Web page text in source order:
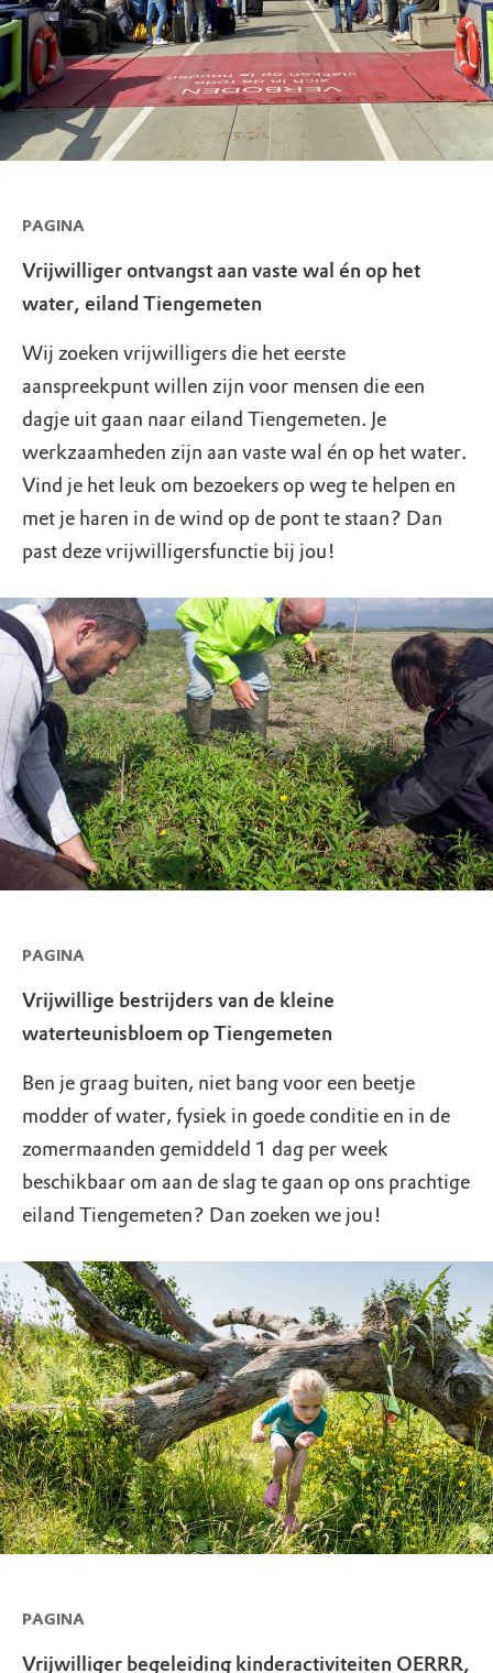
PAGINA
Vrijwilliger ontvangst aan vaste wal én op het
water, eiland Tiengemeten
Wij zoeken vrijwilligers die het eerste
aanspreekpunt willen zijn voor mensen die een
dagje uit gaan naar eiland Tiengemeten. Je
werkzaamheden zijn aan vaste wal én op het water.
Vind je het leuk om bezoekers op weg te helpen en
met je haren in de wind op de pont te staan? Dan
past deze vrijwilligersfunctie bij jou!
PAGINA
Vrijwillige bestrijders van de kleine
waterteunisbloem op Tiengemeten
Ben je graag buiten, niet bang voor een beetje
modder of water, fysiek in goede conditie en in de
zomermaanden gemiddeld 1 dag per week
beschikbaar om aan de slag te gaan op ons prachtige
eiland Tiengemeten? Dan zoeken we jou!
PAGINA
Vrijwilliger begeleiding kinderactiviteiten OERRR,